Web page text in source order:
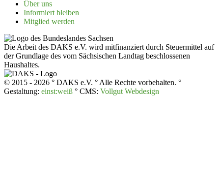
Über uns
Infor­miert bleiben
Mitglied werden
Die Arbeit des DAKS e.V. wird mitfinanziert durch Steuermittel auf
der Grundlage des vom Sächsischen Landtag beschlossenen
Haushaltes.
© 2015 - 2026 ° DAKS e.V. ° Alle Rechte vorbehalten. °
Gestaltung: einst:weiß ° CMS: Vollgut Webdesign